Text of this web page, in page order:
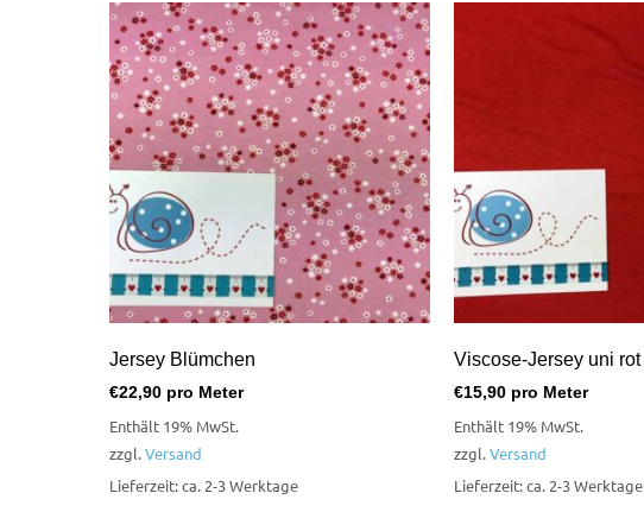
Jersey Blümchen
€22,90 pro Meter
Enthält 19% MwSt.
zzgl.Versand
Lieferzeit: ca. 2-3 Werktage
Viscose-Jersey uni rot
€15,90 pro Meter
Enthält 19% MwSt.
zzgl.Versand
Lieferzeit: ca. 2-3 Werktage